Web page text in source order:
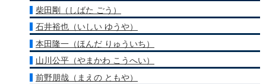
柴田剛（しばた ごう）
石井裕也（いしい ゆうや）
本田隆一（ほんだ りゅういち）
山川公平（やまかわ こうへい）
前野朋哉（まえの ともや）